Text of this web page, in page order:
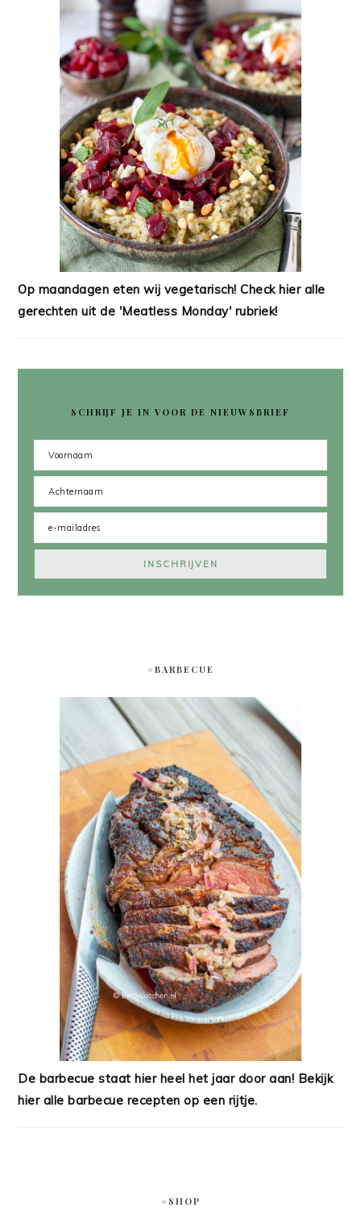
Op maandagen eten wij vegetarisch! Check hier alle
gerechten uit de 'Meatless Monday' rubriek!
SCHRIJF JE IN VOOR DE NIEUWSBRIEF
#BARBECUE
De barbecue staat hier heel het jaar door aan! Bekijk
hier alle barbecue recepten op een rijtje.
#SHOP